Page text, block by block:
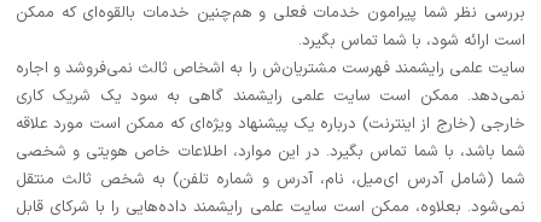
بررسی نظر شما پیرامون خدمات فعلی و هم‌چنین خدمات بالقوه‌ای که ممکن
است ارائه شود، با شما تماس بگیرد.
سایت علمی رایشمند فهرست مشتریان‌ش را به اشخاص ثالث نمی‌فروشد و اجاره
نمی‌دهد. ممکن است سایت علمی رایشمند گاهی به سود یک شریک کاری
خارجی (خارج از اینترنت) درباره یک پیشنهاد ویژه‌ای که ممکن است مورد علاقه
شما باشد، با شما تماس بگیرد. در این موارد، اطلاعات خاص هویتی و شخصی
شما (شامل آدرس ای‌میل، نام، آدرس و شماره تلفن) به شخص ثالث منتقل
نمی‌شود. بعلاوه، ممکن است سایت علمی رایشمند داده‌هایی را با شرکای قابل